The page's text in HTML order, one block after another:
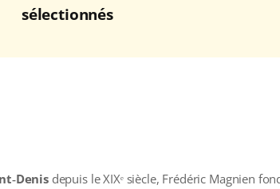
sélectionnés
depuis le XIXᵉ siècle, Frédéric Magnien